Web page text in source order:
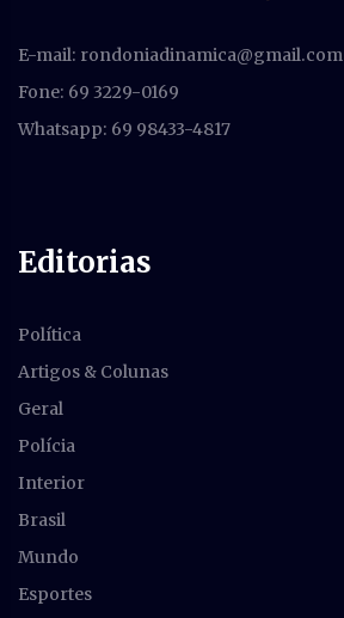
E-mail: rondoniadinamica@gmail.com
Fone: 69 3229-0169
Whatsapp: 69 98433-4817
Editorias
Política
Artigos & Colunas
Geral
Polícia
Interior
Brasil
Mundo
Esportes